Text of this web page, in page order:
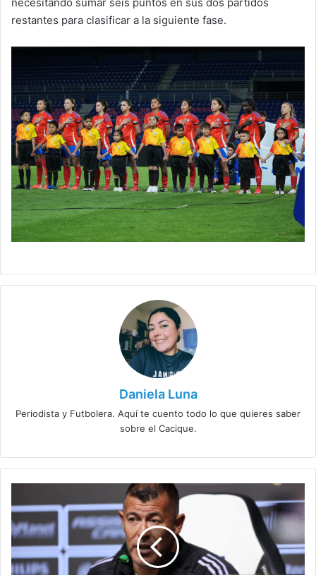
restantes para clasificar a la siguiente fase.
Daniela Luna
Periodista y Futbolera. Aquí te cuento todo lo que quieres saber
sobre el Cacique.
reconoce
la
crisis
y
confía